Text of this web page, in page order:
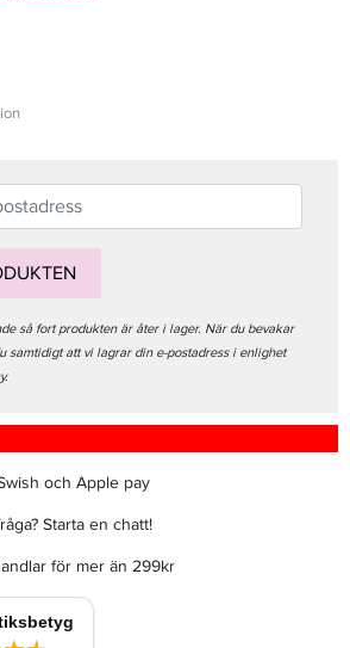
så fort produkten är åter i lager. När du bevakar
samtidigt att vi lagrar din e-postadress i enlighet
och Apple pay
Starta en chatt!
för mer än 299kr